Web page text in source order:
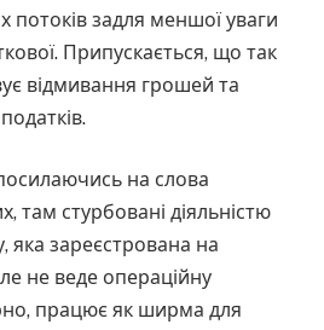
потоків задля меншої уваги
Припускається, що так
відмивання грошей та
на слова
там стурбовані діяльністю
яка зареєстрована на
не веде операційну
працює як ширма для